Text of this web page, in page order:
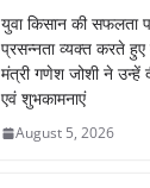
युवा किसान की सफलता
प्रसन्नता व्यक्त करते हुए
मंत्री गणेश जोशी ने उन्हें
एवं शुभकामनाएं
August 5, 2026